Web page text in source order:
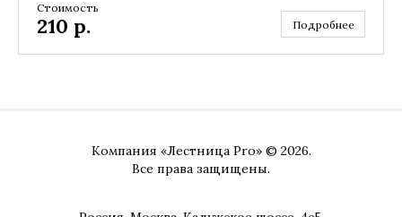
Стоимость
210 р. Подробнее
Компания «Лестница Pro» © 2026.
Все права защищены.